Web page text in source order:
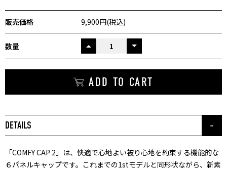
販売価格 9,900円(税込)
数量
ADD TO CART
DETAILS
「COMFY CAP 2」は、快適で心地よい被り心地を約束する機能的な
６パネルキャップです。これまでの1stモデルと同形状ながら、新素